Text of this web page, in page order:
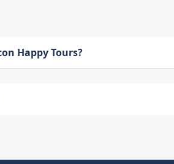
Happy Tours?